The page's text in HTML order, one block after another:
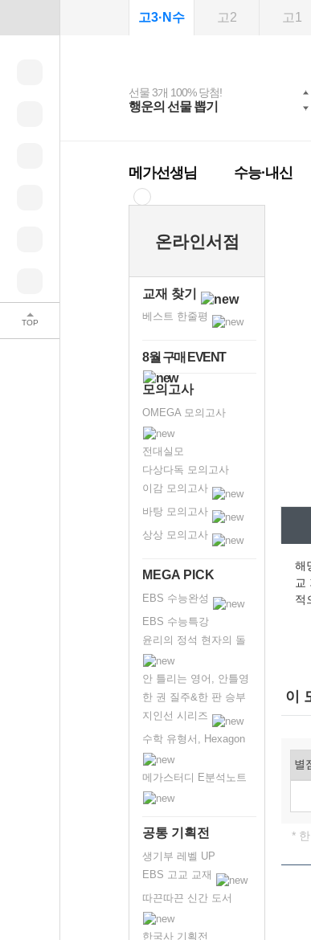
TOP
고3·N수 고2 고1
선물 3개 100% 당첨!
행운의 선물 뽑기
선물 100% 증정!
메가스터디 X 올리
여름방학 스터디 캐시
백
2027 러셀 단과
강사 공개선발
스마트러닝앱
설문 EVENT
메가패스
3일 무료 체험권
메가패스 수강생 무료
혜택!
사회공헌 캠페인
희망이룸 메가나눔
메가선생님 수능·내신
온라인서점
교재 찾기
베스트 한줄평
8월 구매 EVENT
모의고사
OMEGA 모의고사
전대실모
다상다독 모의고사
이감 모의고사
바탕 모의고사
상상 모의고사
MEGA PICK
EBS 수능완성
EBS 수능특강
윤리의 정석 현자의 돌
안 틀리는 영어, 안틀영
한 권 질주&한 판 승부
지인선 시리즈
수학 유형서, Hexagon
메가스터디 E분석노트
공통 기획전
생기부 레벨 UP
EBS 고교 교재
따끈따끈 신간 도서
한국사 기획전
해
교
적
이
*